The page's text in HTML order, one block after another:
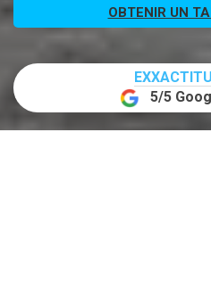
OBTENIR UN
5/5